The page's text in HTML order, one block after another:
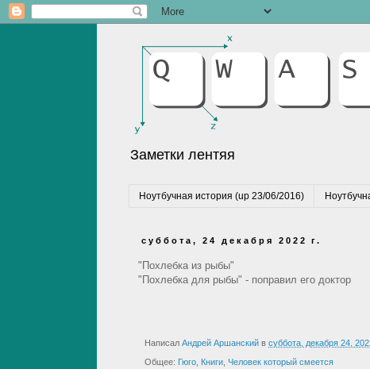
Заметки лентяя
Ноутбучная история (up 23/06/2016)
суббота, 24 декабря 2022 г.
"Похлебка из рыбы"
"Похлебка для рыбы" - поправил его доктор
Написал Андрей Аршанский в суббота, декабря 24,
Общее: Гюго Книги Человек который смеется